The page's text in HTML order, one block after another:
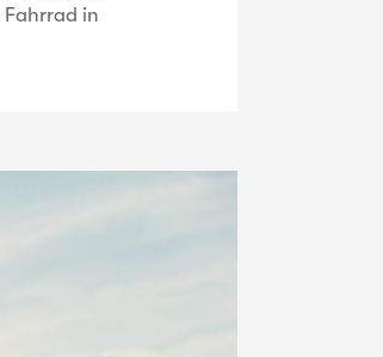
Fahrrad in